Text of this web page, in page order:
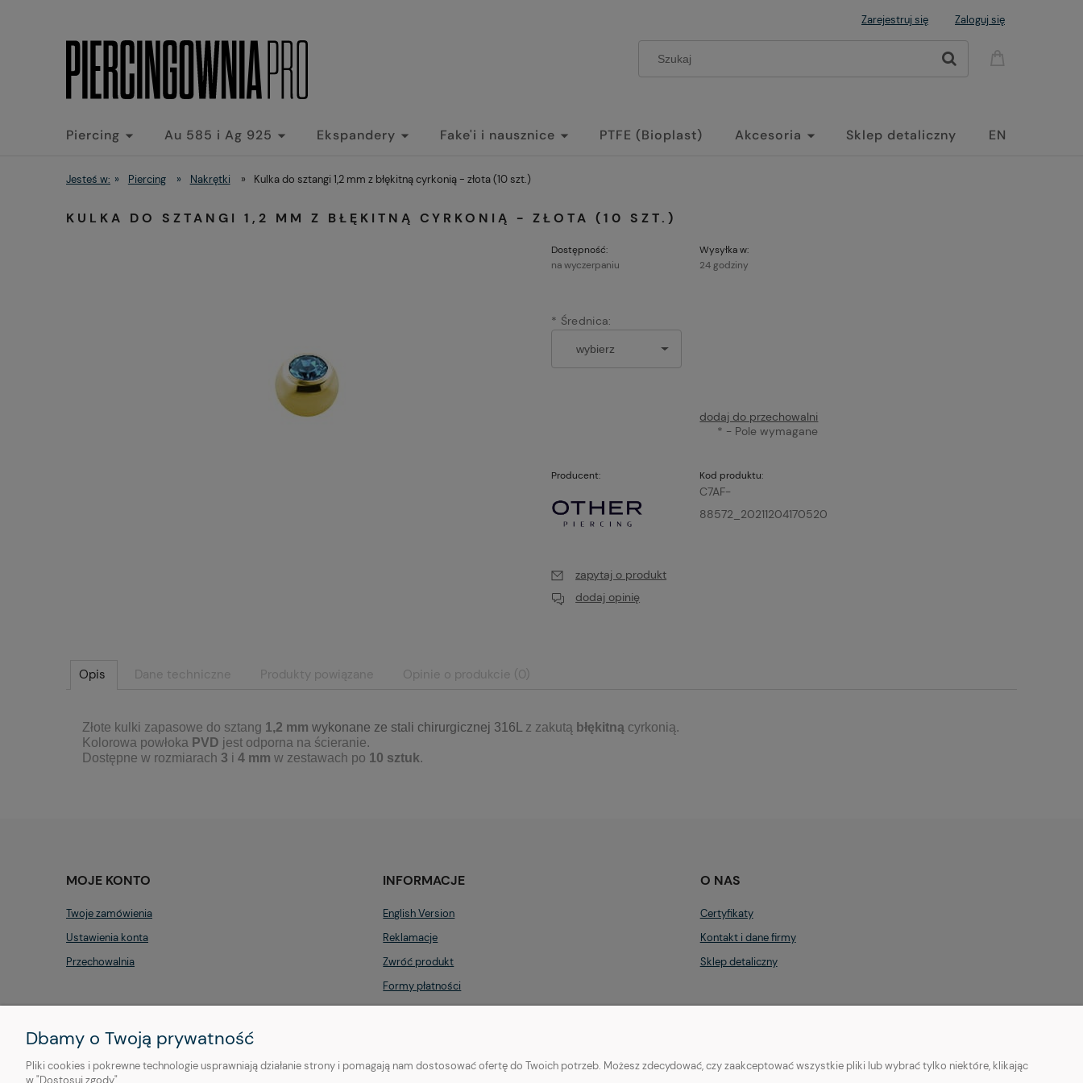
Zarejestruj się Zaloguj się
Piercing Au 585 i Ag 925 Ekspandery Fake'i i nausznice PTFE (Bioplast) Akcesoria Sklep detaliczny EN
Jesteś w: » Piercing » Nakrętki » Kulka do sztangi 1,2 mm z błękitną cyrkonią - złota (10 szt.)
KULKA DO SZTANGI 1,2 MM Z BŁĘKITNĄ CYRKONIĄ - ZŁOTA (10 SZT.)
Dostępność:
na wyczerpaniu
Wysyłka w:
24 godziny
* Średnica:
dodaj do przechowalni
* - Pole wymagane
Producent: Kod produktu:
C7AF-
88572_20211204170520
zapytaj o produkt
dodaj opinię
Opis Dane techniczne Produkty powiązane Opinie o produkcie (0)
Złote kulki zapasowe do sztang 1,2 mm wykonane ze stali chirurgicznej 316L z zakutą błękitną cyrkonią.
Kolorowa powłoka PVD jest odporna na ścieranie.
Dostępne w rozmiarach 3 i 4 mm w zestawach po 10 sztuk.
MOJE KONTO
Twoje zamówienia
Ustawienia konta
Przechowalnia
INFORMACJE
English Version
Reklamacje
Zwróć produkt
Formy płatności
Regulamin
O NAS
Certyfikaty
Kontakt i dane firmy
Sklep detaliczny
Dbamy o Twoją prywatność
Pliki cookies i pokrewne technologie usprawniają działanie strony i pomagają nam dostosować ofertę do Twoich potrzeb. Możesz zdecydować, czy zaakceptować wszystkie pliki lub wybrać tylko niektóre, klikając
w "Dostosuj zgody".